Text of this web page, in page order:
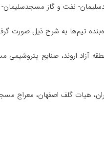
نفت و گاز مسجدسلیمان-
تیم‌ها به شرح ذیل صورت
آزاد اروند، صنایع پتروشیمی
هیات گلف اصفهان، معراج